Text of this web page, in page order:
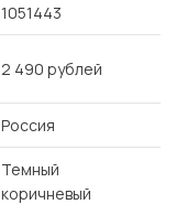
1051443
2 490 рублей
Россия
Темный
коричневый